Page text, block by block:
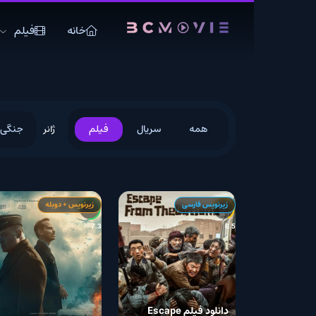
خانه فیلم سریال
سریال فیلم ژانر جنگی دوبله
دانلود فیلم Escape
7.3
زیرنویس + دوبله
6.9